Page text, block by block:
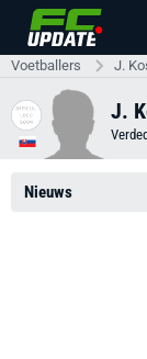
Voetballers J.
J.
Nieuws